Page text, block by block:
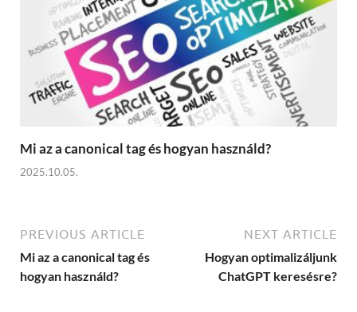
Mi az a canonical tag és hogyan használd?
2025.10.05.
PREVIOUS ARTICLE
Mi az a canonical tag és
hogyan használd?
NEXT ARTICLE
Hogyan optimalizáljunk
ChatGPT keresésre?